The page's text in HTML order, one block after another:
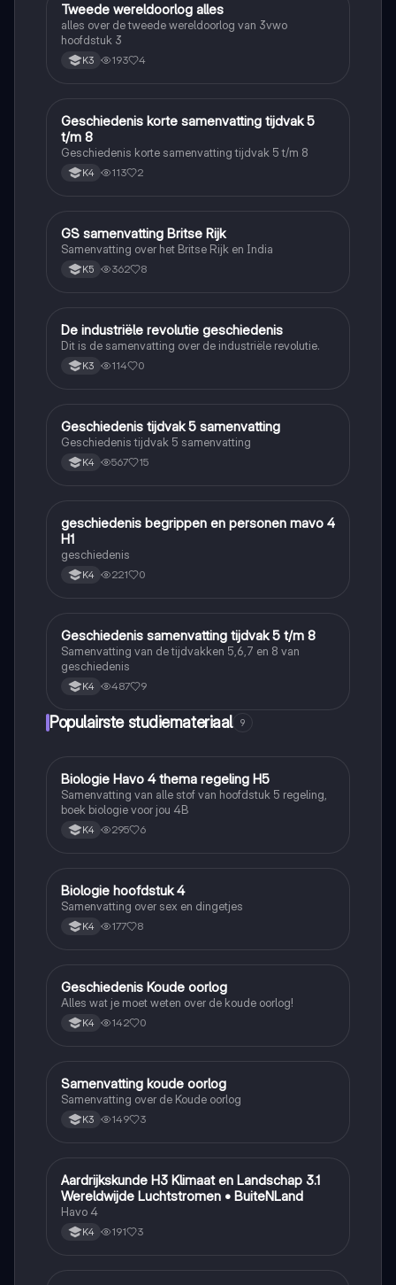
Geschiedenis
Tweede wereldoorlog alles
alles over de tweede wereldoorlog van 3vwo
hoofdstuk 3
K3 193 4
Geschiedenis
Geschiedenis korte samenvatting tijdvak 5
t/m 8
Geschiedenis korte samenvatting tijdvak 5 t/m 8
K4 113 2
Geschiedenis
GS samenvatting Britse Rijk
Samenvatting over het Britse Rijk en India
K5 362 8
Geschiedenis
De industriële revolutie geschiedenis
Dit is de samenvatting over de industriële revolutie.
K3 114 0
Geschiedenis
Geschiedenis tijdvak 5 samenvatting
Geschiedenis tijdvak 5 samenvatting
K4 567 15
Geschiedenis
geschiedenis begrippen en personen mavo 4
H1
geschiedenis
K4 221 0
Geschiedenis
Geschiedenis samenvatting tijdvak 5 t/m 8
Samenvatting van de tijdvakken 5,6,7 en 8 van
geschiedenis
K4 487 9
Populairste studiemateriaal 9
Biologie
Biologie Havo 4 thema regeling H5
Samenvatting van alle stof van hoofdstuk 5 regeling,
boek biologie voor jou 4B
K4 295 6
Biologie
Biologie hoofdstuk 4
Samenvatting over sex en dingetjes
K4 177 8
Geschiedenis
Geschiedenis Koude oorlog
Alles wat je moet weten over de koude oorlog!
K4 142 0
Geschiedenis
Samenvatting koude oorlog
Samenvatting over de Koude oorlog
K3 149 3
Aardrijkskunde
Aardrijkskunde H3 Klimaat en Landschap 3.1
Wereldwijde Luchtstromen • BuiteNLand
Havo 4
K4 191 3